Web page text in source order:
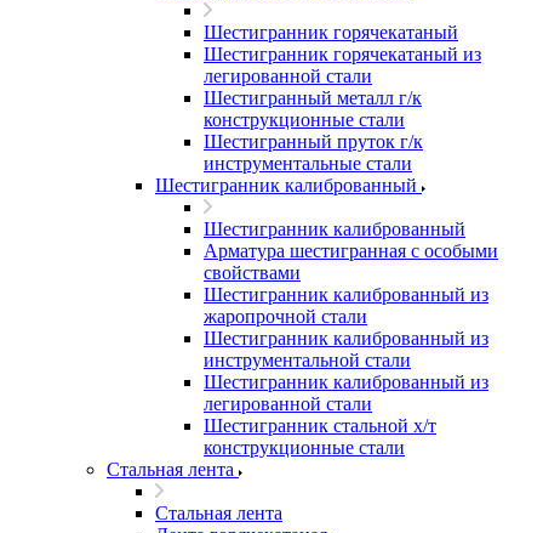
Шестигранник горячекатаный
Шестигранник горячекатаный из
легированной стали
Шестигранный металл г/к
конструкционные стали
Шестигранный пруток г/к
инструментальные стали
Шестигранник калиброванный
Шестигранник калиброванный
Арматура шестигранная с особыми
свойствами
Шестигранник калиброванный из
жаропрочной стали
Шестигранник калиброванный из
инструментальной стали
Шестигранник калиброванный из
легированной стали
Шестигранник стальной х/т
конструкционные стали
Стальная лента
Стальная лента